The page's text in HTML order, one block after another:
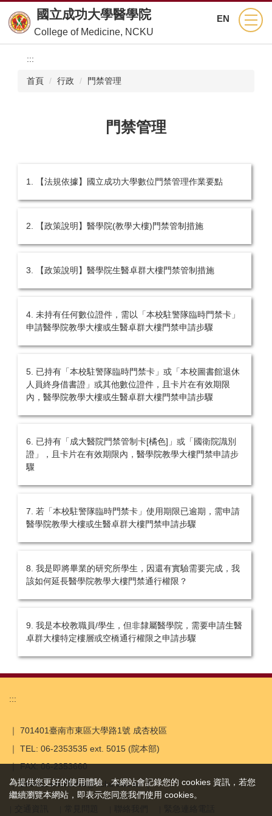
到
主
要
EN
國立成功大學醫學院
College of Medicine, NCKU
:::
首頁 行政 門禁管理
門禁管理
1. 【法規依據】國立成功大學數位門禁管理作業要點
2. 【政策說明】醫學院(教學大樓)門禁管制措施
3. 【政策說明】醫學院生醫卓群大樓門禁管制措施
4. 未持有任何數位證件，需以「本校駐警隊臨時門禁卡」
申請醫學院教學大樓或生醫卓群大樓門禁申請步驟
5. 已持有「本校駐警隊臨時門禁卡」或「本校圖書館退休
人員終身借書證」或其他數位證件，且卡片在有效期限
內，醫學院教學大樓或生醫卓群大樓門禁申請步驟
6. 已持有「成大醫院門禁管制卡[橘色]」或「國衛院識別
證」，且卡片在有效期限內，醫學院教學大樓門禁申請步
驟
7. 若「本校駐警隊臨時門禁卡」使用期限已逾期，需申請
醫學院教學大樓或生醫卓群大樓門禁申請步驟
8. 我是即將畢業的研究所學生，因還有實驗需要完成，我
該如何延長醫學院教學大樓門禁通行權限？
9. 我是本校教職員/學生，但非隸屬醫學院，需要申請生醫
卓群大樓特定樓層或空橋通行權限之申請步驟
:::
｜ 701401臺南市東區大學路1號 成杏校區
｜ TEL: 06-2353535 ext. 5015 (院本部)
｜ FAX: 06-2353660
｜ EMAIL: em75000@ncku.edu.tw ｜
為提供您更好的使用體驗，本網站會記錄您的 cookies 資訊，若您
繼續瀏覽本網站，即表示您同意我們使用 cookies。